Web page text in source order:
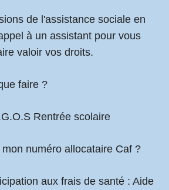
de l'assistance sociale en
à un assistant pour vous
valoir vos droits.
faire ?
Rentrée scolaire
numéro allocataire Caf ?
aux frais de santé : Aide